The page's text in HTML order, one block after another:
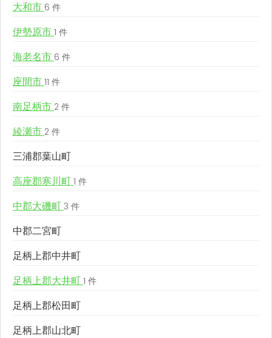
大和市 6 件
伊勢原市 1 件
海老名市 6 件
座間市 11 件
南足柄市 2 件
綾瀬市 2 件
三浦郡葉山町
高座郡寒川町 1 件
中郡大磯町 3 件
中郡二宮町
足柄上郡中井町
足柄上郡大井町 1 件
足柄上郡松田町
足柄上郡山北町